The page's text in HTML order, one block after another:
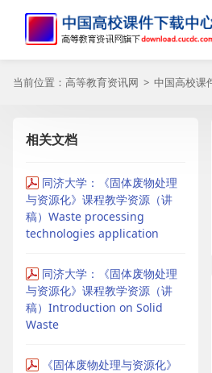
当前位置： 高等教育资讯网 > 中国高校课
相关文档
同济大学：《固体废物处理
与资源化》课程教学资源（讲
稿）Waste processing
technologies application
同济大学：《固体废物处理
与资源化》课程教学资源（讲
稿）Introduction on Solid
Waste
《固体废物处理与资源化》